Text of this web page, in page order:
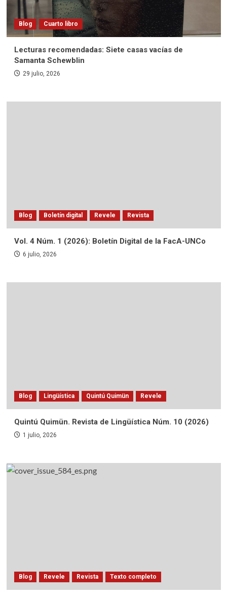
Blog Cuarto libro
Lecturas recomendadas: Siete casas vacías de
Samanta Schewblin
29 julio, 2026
Blog Boletín digital Revele Revista
Vol. 4 Núm. 1 (2026): Boletín Digital de la FacA-UNCo
6 julio, 2026
Blog Lingüística Quintú Quimün Revele
Quintú Quimün. Revista de Lingüística Núm. 10 (2026)
1 julio, 2026
Blog Revele Revista Texto completo